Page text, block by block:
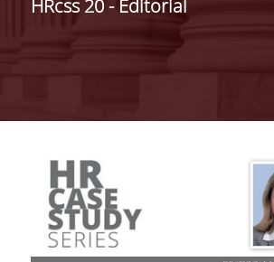
ΧΑΙΡΕΤΙΣΜΟΣ ΔΙΕΥΘΥΝΤΡΙΑΣ ΔΠΜΣ
ΧΑΙΡΕΤΙΣΜΟΣ ΙΔΡΥΤΡΙΑΣ
ΜΑΘΗΜΑΤΑ
ΟΔΗΓΟΣ ΣΠΟΥΔΩΝ
HRcss 20 - Editorial